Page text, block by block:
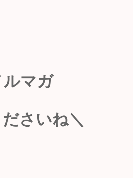
マガ
さいね＼